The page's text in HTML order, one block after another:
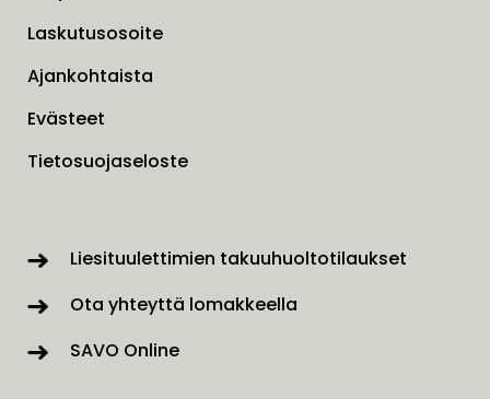
Laskutusosoite
Ajankohtaista
Evästeet
Tietosuojaseloste
Liesituulettimien takuuhuoltotilaukset
Ota yhteyttä lomakkeella
SAVO Online